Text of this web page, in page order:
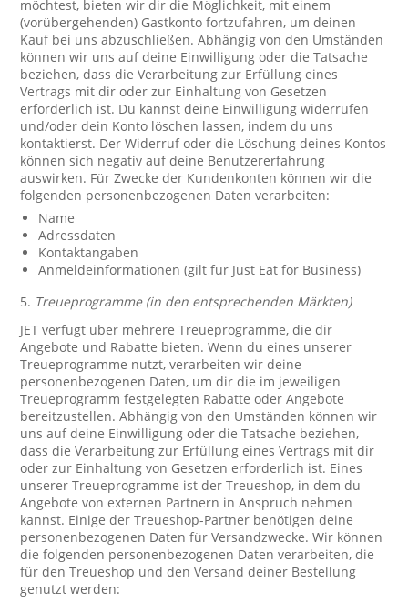
möchtest, bieten wir dir die Möglichkeit, mit einem
(vorübergehenden) Gastkonto fortzufahren, um deinen
Kauf bei uns abzuschließen. Abhängig von den Umständen
können wir uns auf deine Einwilligung oder die Tatsache
beziehen, dass die Verarbeitung zur Erfüllung eines
Vertrags mit dir oder zur Einhaltung von Gesetzen
erforderlich ist. Du kannst deine Einwilligung widerrufen
und/oder dein Konto löschen lassen, indem du uns
kontaktierst. Der Widerruf oder die Löschung deines Kontos
können sich negativ auf deine Benutzererfahrung
auswirken. Für Zwecke der Kundenkonten können wir die
folgenden personenbezogenen Daten verarbeiten:
Name
Adressdaten
Kontaktangaben
Anmeldeinformationen (gilt für Just Eat for Business)
5. Treueprogramme (in den entsprechenden Märkten)
JET verfügt über mehrere Treueprogramme, die dir
Angebote und Rabatte bieten. Wenn du eines unserer
Treueprogramme nutzt, verarbeiten wir deine
personenbezogenen Daten, um dir die im jeweiligen
Treueprogramm festgelegten Rabatte oder Angebote
bereitzustellen. Abhängig von den Umständen können wir
uns auf deine Einwilligung oder die Tatsache beziehen,
dass die Verarbeitung zur Erfüllung eines Vertrags mit dir
oder zur Einhaltung von Gesetzen erforderlich ist. Eines
unserer Treueprogramme ist der Treueshop, in dem du
Angebote von externen Partnern in Anspruch nehmen
kannst. Einige der Treueshop-Partner benötigen deine
personenbezogenen Daten für Versandzwecke. Wir können
die folgenden personenbezogenen Daten verarbeiten, die
für den Treueshop und den Versand deiner Bestellung
genutzt werden: